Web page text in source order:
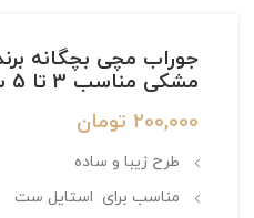
مشکی مناسب 3 تا 5 سال
200,000 تومان
طرح زیبا و ساده
مناسب برای استایل ست